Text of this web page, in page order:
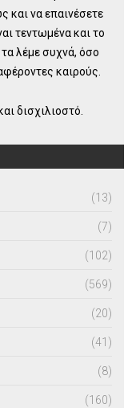
και να επαινέσετε
τεντωμένα και το
λέμε συχνά, όσο
καιρούς.
δισχιλιοστό.
(13)
(7)
(102)
(569)
(20)
(41)
(8)
(160)